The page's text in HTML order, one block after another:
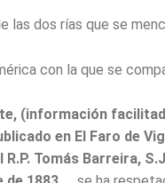
las dos rías que se
con la que se
(información
en El Faro de
R.P. Tomás Barreira,